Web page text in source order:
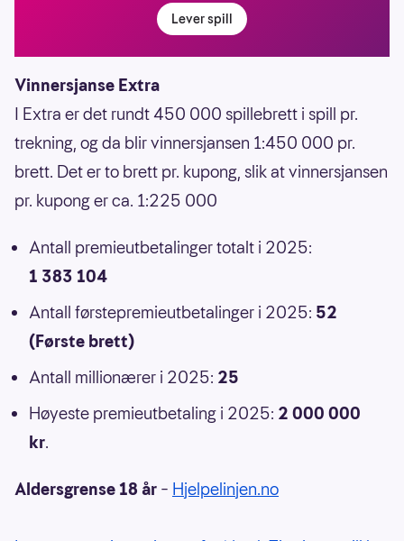
Lever spill
Vinnersjanse Extra
I Extra er det rundt 450 000 spillebrett i spill pr.
trekning, og da blir vinnersjansen 1:450 000 pr.
brett. Det er to brett pr. kupong, slik at vinnersjansen
pr. kupong er ca. 1:225 000
Antall premieutbetalinger totalt i 2025:
1 383 104
Antall førstepremieutbetalinger i 2025: 52
(Første brett)
Antall millionærer i 2025: 25
Høyeste premieutbetaling i 2025: 2 000 000
kr.
Aldersgrense 18 år – Hjelpelinjen.no